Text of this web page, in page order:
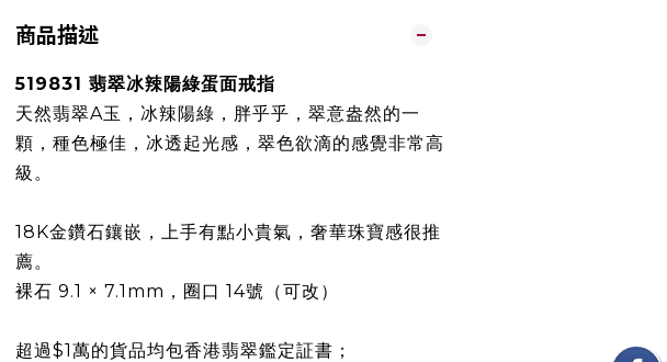
商品描述
519831 翡翠冰辣陽綠蛋面戒指
天然翡翠A玉，冰辣陽綠，胖乎乎，翠意盎然的一
顆，種色極佳，冰透起光感，翠色欲滴的感覺非常高
級。
18K金鑽石鑲嵌，上手有點小貴氣，奢華珠寶感很推
薦。
裸石 9.1 × 7.1mm，圈口 14號（可改）
超過$1萬的貨品均包香港翡翠鑑定証書；